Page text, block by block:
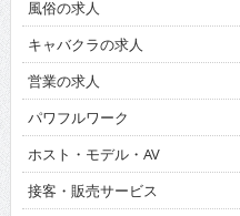
風俗の求人
キャバクラの求人
営業の求人
パワフルワーク
ホスト・モデル・AV
接客・販売サービス